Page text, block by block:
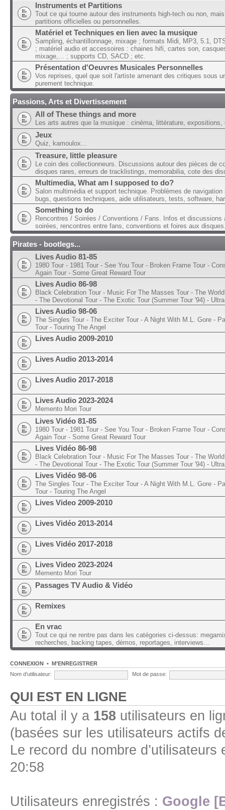
Instruments et Partitions
Tout ce qui tourne autour des instruments high-tech ou non,
partitions officielles ou personnelles.
Matériel et Techniques en lien avec la musique
Sampling, échantillonnage, mixage ; formats Midi, MP3, 5.1,
; matériel audio et accessoires : chaines hifi, cartes son,
mixage,... ; supports CD, SACD ; etc.
Présentation d'Oeuvres Musicales Personnelles
Vos reprises, quel que soit l'artiste amenant des critiques sous
purement technique.
Passions, Arts et Divertissement
All of These things and more
Les arts autres que la musique : cinéma, littérature, expositions,
Jeux
Quiz, kamoulox...
Treasure, little pleasure
Le coin des collectionneurs. Discussions autour des pièces de
disques rares, erreurs de tracklistings, memorabilia, cote des
Multimedia, What am I supposed to do?
Salon multimédia et support technique. Problèmes de navigation
bugs, questions techniques, aide utilisateurs, tests, software,
Something to do
Rencontres / Soirées / Conventions / Fans. Infos et discussions
soirées, rencontres entre fans, conventions et foires aux
Pirates - bootlegs...
Lives Audio 81-85
1980 Tour - 1981 Tour - See You Tour - Broken Frame Tour -
Again Tour - Some Great Reward Tour
Lives Audio 86-98
Black Celebration Tour - Music For The Masses Tour - The
- The Devotional Tour - The Exotic Tour (Summer Tour '94) -
Lives Audio 98-06
The Singles Tour - The Exciter Tour - A Night With M.L. Gore -
Tour - Touring The Angel
Lives Audio 2009-2010
Lives Audio 2013-2014
Lives Audio 2017-2018
Lives Audio 2023-2024
Memento Mori Tour
Lives Vidéo 81-85
1980 Tour - 1981 Tour - See You Tour - Broken Frame Tour -
Again Tour - Some Great Reward Tour
Lives Vidéo 86-98
Black Celebration Tour - Music For The Masses Tour - The
- The Devotional Tour - The Exotic Tour (Summer Tour '94) -
Lives Vidéo 98-06
The Singles Tour - The Exciter Tour - A Night With M.L. Gore -
Tour - Touring The Angel
Lives Video 2009-2010
Lives Vidéo 2013-2014
Lives Vidéo 2017-2018
Lives Video 2023-2024
Memento Mori Tour
Passages TV Audio & Vidéo
Remixes
En vrac
Tout ce qui ne rentre pas dans les catégories ci-dessus:
recherches, backing tapes, démos, reportages, interviews...
CONNEXION • M’ENREGISTRER
Nom d’utilisateur:
Mot de passe:
QUI EST EN LIGNE
Au total il y a 158 utilisateurs en
(basées sur les utilisateurs actifs
Le record du nombre
20:58
Utilisateurs enregistrés : Google